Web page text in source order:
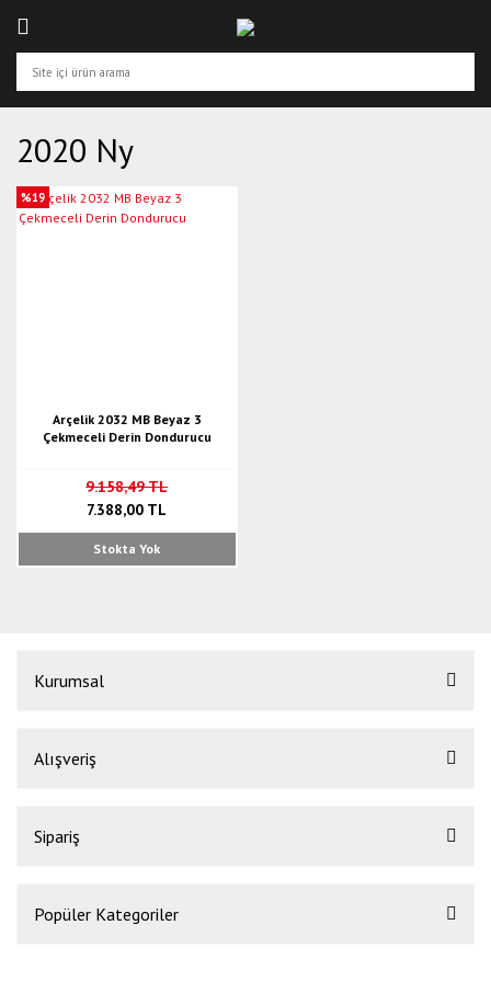
2020 Ny
%19
Arçelik 2032 MB Beyaz 3
Çekmeceli Derin Dondurucu
9.158,49 TL
7.388,00 TL
Stokta Yok
Kurumsal
Alışveriş
Sipariş
Popüler Kategoriler